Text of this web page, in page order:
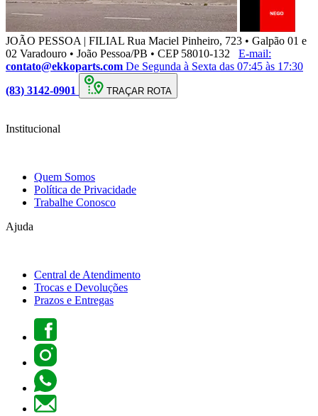
JOÃO PESSOA | FILIAL Rua Maciel Pinheiro, 723 • Galpão 01 e
02 Varadouro • João Pessoa/PB • CEP 58010-132
E-mail:
contato@ekkoparts.com De Segunda à Sexta das 07:45 às 17:30
(83) 3142-0901
TRAÇAR ROTA
Institucional
Quem Somos
Política de Privacidade
Trabalhe Conosco
Ajuda
Central de Atendimento
Trocas e Devoluções
Prazos e Entregas